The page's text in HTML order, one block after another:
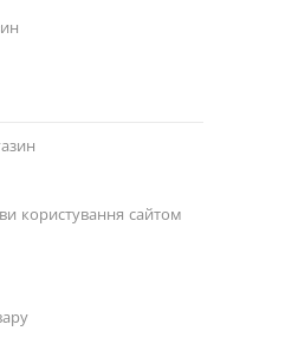
користування сайтом